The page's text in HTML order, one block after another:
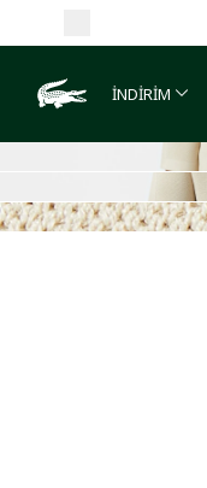
İNDİRİM